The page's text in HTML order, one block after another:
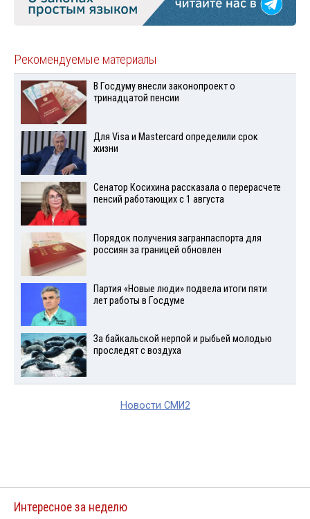
Рекомендуемые материалы
В Госдуму внесли законопроект о
тринадцатой пенсии
Для Visа и Mastercard определили срок
жизни
Сенатор Косихина рассказала о перерасчете
пенсий работающих с 1 августа
Порядок получения загранпаспорта для
россиян за границей обновлен
Партия «Новые люди» подвела итоги пяти
лет работы в Госдуме
За байкальской нерпой и рыбьей молодью
проследят с воздуха
Новости СМИ2
Интересное за неделю